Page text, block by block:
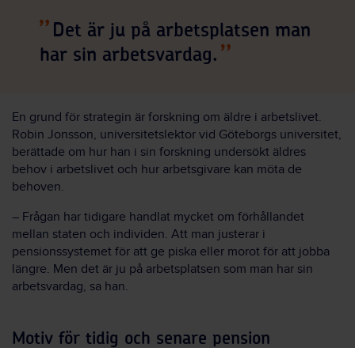
Det är ju på arbetsplatsen man
har sin arbetsvardag.
En grund för strategin är forskning om äldre i arbetslivet.
Robin Jonsson, universitetslektor vid Göteborgs universitet,
berättade om hur han i sin forskning undersökt äldres
behov i arbetslivet och hur arbetsgivare kan möta de
behoven.
– Frågan har tidigare handlat mycket om förhållandet
mellan staten och individen. Att man justerar i
pensionssystemet för att ge piska eller morot för att jobba
längre. Men det är ju på arbetsplatsen som man har sin
arbetsvardag, sa han.
Motiv för tidig och senare pension